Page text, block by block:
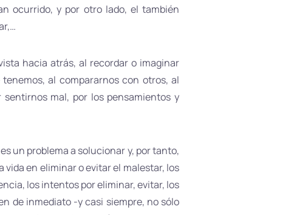
ocurrido, y por otro lado, el también
hacia atrás, al recordar o imaginar
al compararnos con otros, al
mal, por los pensamientos y
un problema a solucionar y, por tanto,
en eliminar o evitar el malestar, los
los intentos por eliminar, evitar, los
de inmediato -y casi siempre, no sólo